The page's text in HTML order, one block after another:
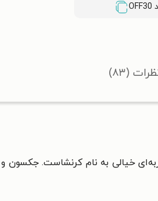
OFF30
(۸۳)
خیالی به نام کرنشاست. جکسون